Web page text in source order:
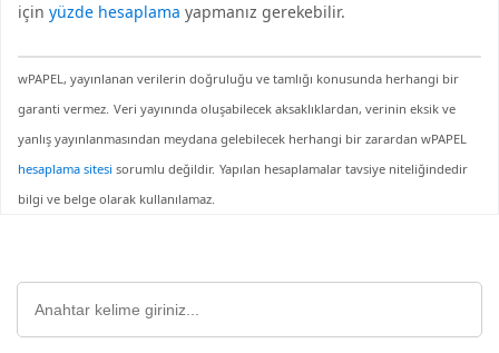
için yüzde hesaplama yapmanız gerekebilir.
wPAPEL, yayınlanan verilerin doğruluğu ve tamlığı konusunda herhangi bir
garanti vermez. Veri yayınında oluşabilecek aksaklıklardan, verinin eksik ve
yanlış yayınlanmasından meydana gelebilecek herhangi bir zarardan wPAPEL
hesaplama sitesi sorumlu değildir. Yapılan hesaplamalar tavsiye niteliğindedir
bilgi ve belge olarak kullanılamaz.